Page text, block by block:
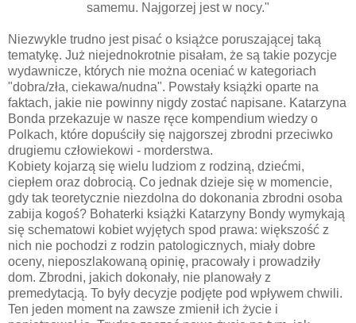
samemu. Najgorzej jest w nocy."
Niezwykle trudno jest pisać o książce poruszającej taką
tematykę. Już niejednokrotnie pisałam, że są takie pozycje
wydawnicze, których nie można oceniać w kategoriach
"dobra/zła, ciekawa/nudna". Powstały książki oparte na
faktach, jakie nie powinny nigdy zostać napisane. Katarzyna
Bonda przekazuje w nasze ręce kompendium wiedzy o
Polkach, które dopuściły się najgorszej zbrodni przeciwko
drugiemu człowiekowi - morderstwa.
Kobiety kojarzą się wielu ludziom z rodziną, dziećmi,
ciepłem oraz dobrocią. Co jednak dzieje się w momencie,
gdy tak teoretycznie niezdolna do dokonania zbrodni osoba
zabija kogoś? Bohaterki książki Katarzyny Bondy wymykają
się schematowi kobiet wyjętych spod prawa: większość z
nich nie pochodzi z rodzin patologicznych, miały dobre
oceny, nieposzlakowaną opinię, pracowały i prowadziły
dom. Zbrodni, jakich dokonały, nie planowały z
premedytacją. To były decyzje podjęte pod wpływem chwili.
Ten jeden moment na zawsze zmienił ich życie i